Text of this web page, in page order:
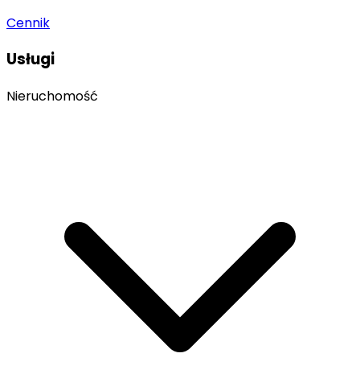
Cennik
Usługi
Nieruchomość